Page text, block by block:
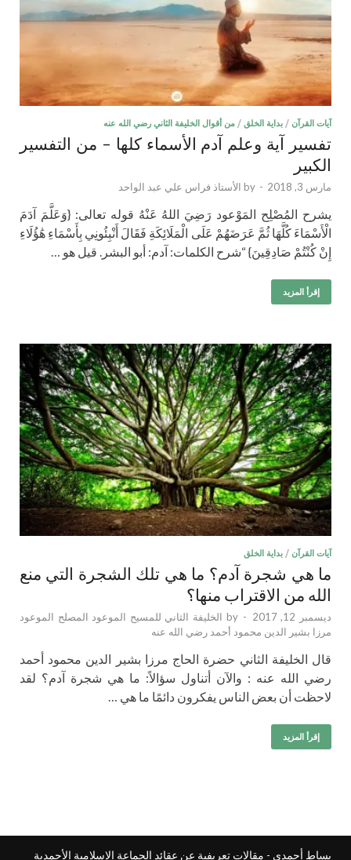
آيات القرآن / بداية الخلق / من أقوال الخليفة الثاني رضي الله عنه
تفسير آية وعلم آدم الأسماء كلها – من التفسير
الكبير
مارس 3, 2018 -
by الأستاذ فراس علي عبد الواحد
يشرح المُصْلِح المَوْعود رَضِيَ اللهُ عَنْهُ قوله تعالى: {وَعَلَّمَ آدَمَ
الْأَسْمَاءَ كُلَّهَا ثُمَّ عَرَضَهُمْ عَلَى الْمَلَائِكَةِ فَقَالَ أَنْبِئُونِي بِأَسْمَاءِ هَٰؤُلَاءِ
إِنْ كُنْتُمْ صَادِقِينَ} “شرح الكلمات: آدم: أبو البشر. قيل هو …
إقرأ المزيد
آيات القرآن / بداية الخلق
ما هي شجرة آدم؟ ما هي تلك الشجرة التي منع
الله من الاقتراب منها؟
ديسمبر 12, 2017 -
by الخليفة الثاني للمسيح الموعود المصلح الموعود
مرزا بشير الدين محمود أحمد رضي الله عنه
قال الخليفة الثاني حضرة الحاج مرزا بشير الدين محمود أحمد
رضي الله عنه : والآن أتناول سؤالاً: ما هي شجرة آدم؟ لقد
لاحظت أن بعض الناس يفكرون دائمًا ما هي …
إقرأ المزيد
بساط أحمدي - مقالات تعريفية عن عقائد الجماعة الإسلامية الأحمدية